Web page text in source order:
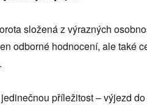
složená z výrazných
odborné hodnocení, ale také
příležitost – výjezd